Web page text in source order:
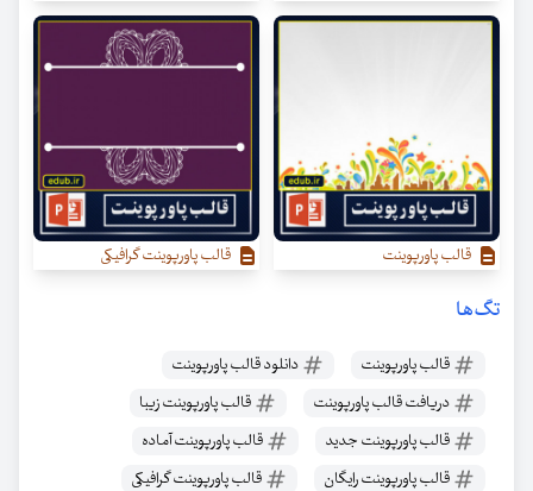
قالب پاورپوینت قالب پاورپوینت گرافیکی
تگ‌ها
قالب پاورپوینت
دانلود قالب پاورپوینت
دریافت قالب پاورپوینت
قالب پاورپوینت زیبا
قالب پاورپوینت جدید
قالب پاورپوینت آماده
قالب پاورپوینت رایگان
قالب پاورپوینت گرافیکی